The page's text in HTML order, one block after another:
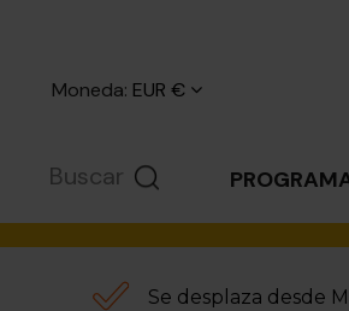
Moneda: EUR €
Se desplaza desde